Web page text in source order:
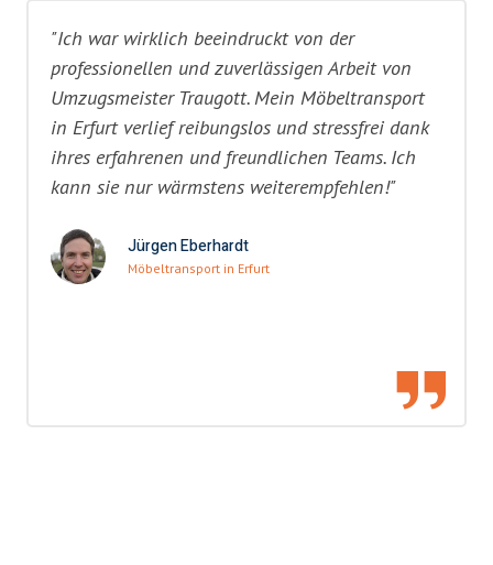
"Ich war wirklich beeindruckt von der
professionellen und zuverlässigen Arbeit von
Umzugsmeister Traugott. Mein Möbeltransport
in Erfurt verlief reibungslos und stressfrei dank
ihres erfahrenen und freundlichen Teams. Ich
kann sie nur wärmstens weiterempfehlen!"
Jürgen Eberhardt
Möbeltransport in Erfurt